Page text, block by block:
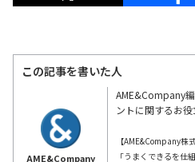
この記事を書いた人
AME&Company
AME&Company
ントに関するお役
【AME&Company株
「うまくできるを仕